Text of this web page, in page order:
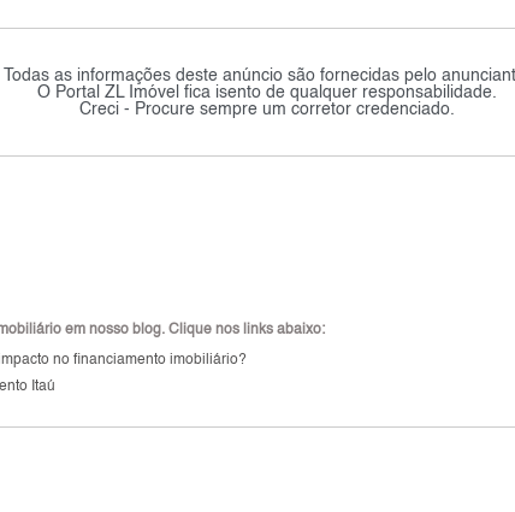
Todas as informações deste anúncio são fornecidas pelo
O Portal ZL Imóvel fica isento de qualquer responsabilidade.
Creci - Procure sempre um corretor credenciado.
em nosso blog. Clique nos links abaixo:
no financiamento imobiliário?
Itaú